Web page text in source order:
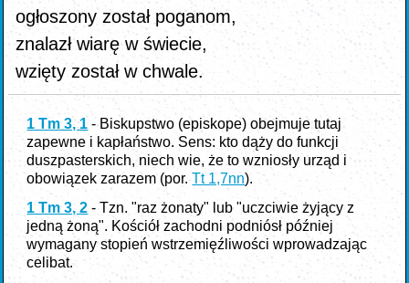
ogłoszony został poganom,
znalazł wiarę w świecie,
wzięty został w chwale.
1 Tm 3, 1 - Biskupstwo (episkope) obejmuje tutaj
zapewne i kapłaństwo. Sens: kto dąży do funkcji
duszpasterskich, niech wie, że to wzniosły urząd i
obowiązek zarazem (por.Tt 1,7nn).
1 Tm 3, 2 - Tzn. "raz żonaty" lub "uczciwie żyjący z
jedną żoną". Kościół zachodni podniósł później
wymagany stopień wstrzemięźliwości wprowadzając
celibat.